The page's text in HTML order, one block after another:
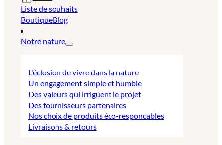
Liste de souhaits
BoutiqueBlog
Notre nature
L'éclosion de vivre dans la nature
Un engagement simple et humble
Des valeurs qui irriguent le projet
Des fournisseurs partenaires
Nos choix de produits éco-responcables
Livraisons & retours